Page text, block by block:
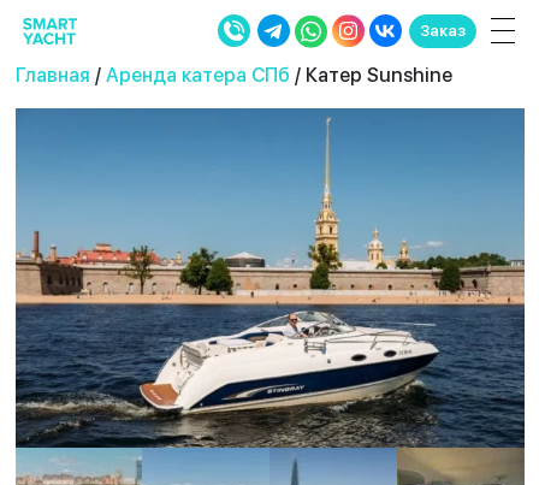
Заказ
Главная / Аренда катера СПб / Катер Sunshine